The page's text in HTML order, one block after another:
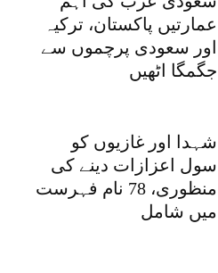
عمارتیں پاکستان، ترکیہ
اور سعودی پرچموں سے
جگمگا اٹھیں
شہدا اور غازیوں کو
سول اعزازات دینے کی
منظوری، 78 نام فہرست
میں شامل